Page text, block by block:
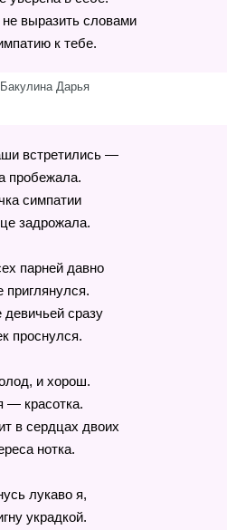
выразить словами
к тебе.
Дарья
встретились —
пробежала.
симпатии
задрожала.
парней давно
приглянулся.
сразу
проснулся.
и хорош.
— красотка.
в сердцах двоих
нотка.
лукаво я,
украдкой.